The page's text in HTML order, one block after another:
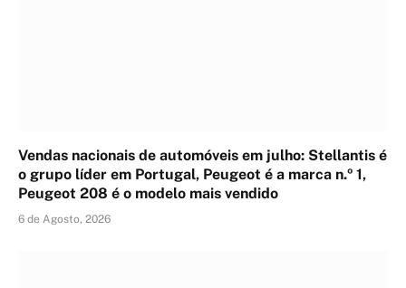
Vendas nacionais de automóveis em julho: Stellantis é
o grupo líder em Portugal, Peugeot é a marca n.º 1,
Peugeot 208 é o modelo mais vendido
6 de Agosto, 2026